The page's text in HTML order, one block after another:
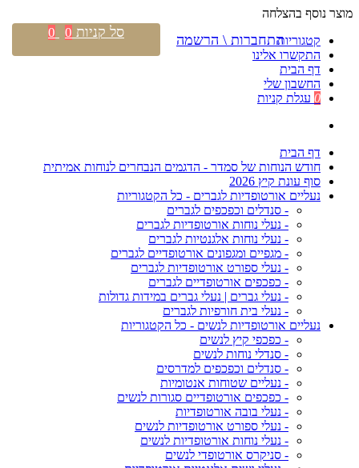
מוצר נוסף בהצלחה
קטגוריות
התקשרו אלינו
דף הבית
החשבון שלי
0 עגלת קניות
דף הבית
חודש הנוחות של סמדר - הדגמים הנבחרים לנוחות אמיתית
סוף עונת קיץ 2026
נעליים אורטופדיות לגברים - כל הקטגוריות
- סנדלים וכפכפים לגברים
- נעלי נוחות אורטופדיות לגברים
- נעלי נוחות אלגנטיות לגברים
- מגפיים ומגפונים אורטופדיים לגברים
- נעלי ספורט אורטופדיות לגברים
- כפכפים אורטופדיים לגברים
- נעלי גברים | נעלי גברים במידות גדולות
- נעלי בית חורפיות לגברים
נעליים אורטופדיות לנשים - כל הקטגוריות
- כפכפי קיץ לנשים
- סנדלי נוחות לנשים
- סנדלים וכפכפים למדרסים
- נעליים שטוחות אנטומיות
- כפכפים אורטופדיים סגורות לנשים
- נעלי בובה אורטופדיות
- נעלי ספורט אורטופדיות לנשים
- נעלי נוחות אורטופדיות לנשים
- סניקרס אורטופדי לנשים
התחברות \ הרשמה סל קניות 0
0